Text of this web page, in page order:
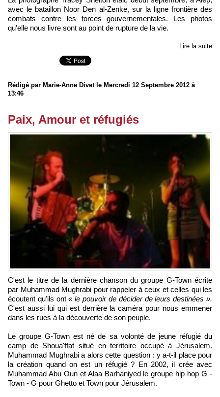
avec le bataillon Noor Den al-Zenke, sur la ligne frontière des
combats contre les forces gouvernementales. Les photos
qu'elle nous livre sont au point de rupture de la vie.
Lire la suite
Rédigé par Marie-Anne Divet le Mercredi 12 Septembre 2012 à
13:46
Paix, Amour et réfugiés
C'est le titre de la dernière chanson du groupe G-Town écrite
par Muhammad Mughrabi pour rappeler à ceux et celles qui les
écoutent qu'ils ont« le pouvoir de décider de leurs destinées ».
C'est aussi lui qui est derrière la caméra pour nous emmener
dans les rues à la découverte de son peuple.
Le groupe G-Town est né de sa volonté de jeune réfugié du
camp de Shoua'ffat situé en territoire occupé à Jérusalem.
Muhammad Mughrabi a alors cette question : y a-t-il place pour
la création quand on est un réfugié ? En 2002, il crée avec
Muhammad Abu Oun et Alaa Barhaniyed le groupe hip hop G -
Town - G pour Ghetto et Town pour Jérusalem.